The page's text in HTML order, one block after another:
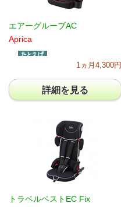
エアーグルーブAC
Aprica
1ヵ月4,300円
詳細を見る
トラベルベストEC Fix